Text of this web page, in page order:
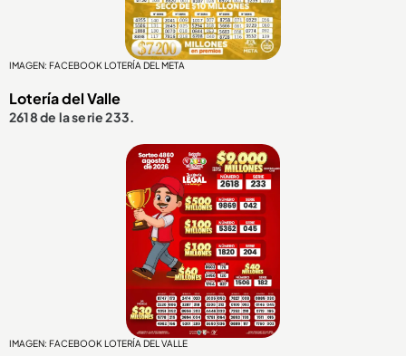
IMAGEN: FACEBOOK LOTERÍA DEL META
Lotería del Valle
2618 de la serie 233.
IMAGEN: FACEBOOK LOTERÍA DEL VALLE